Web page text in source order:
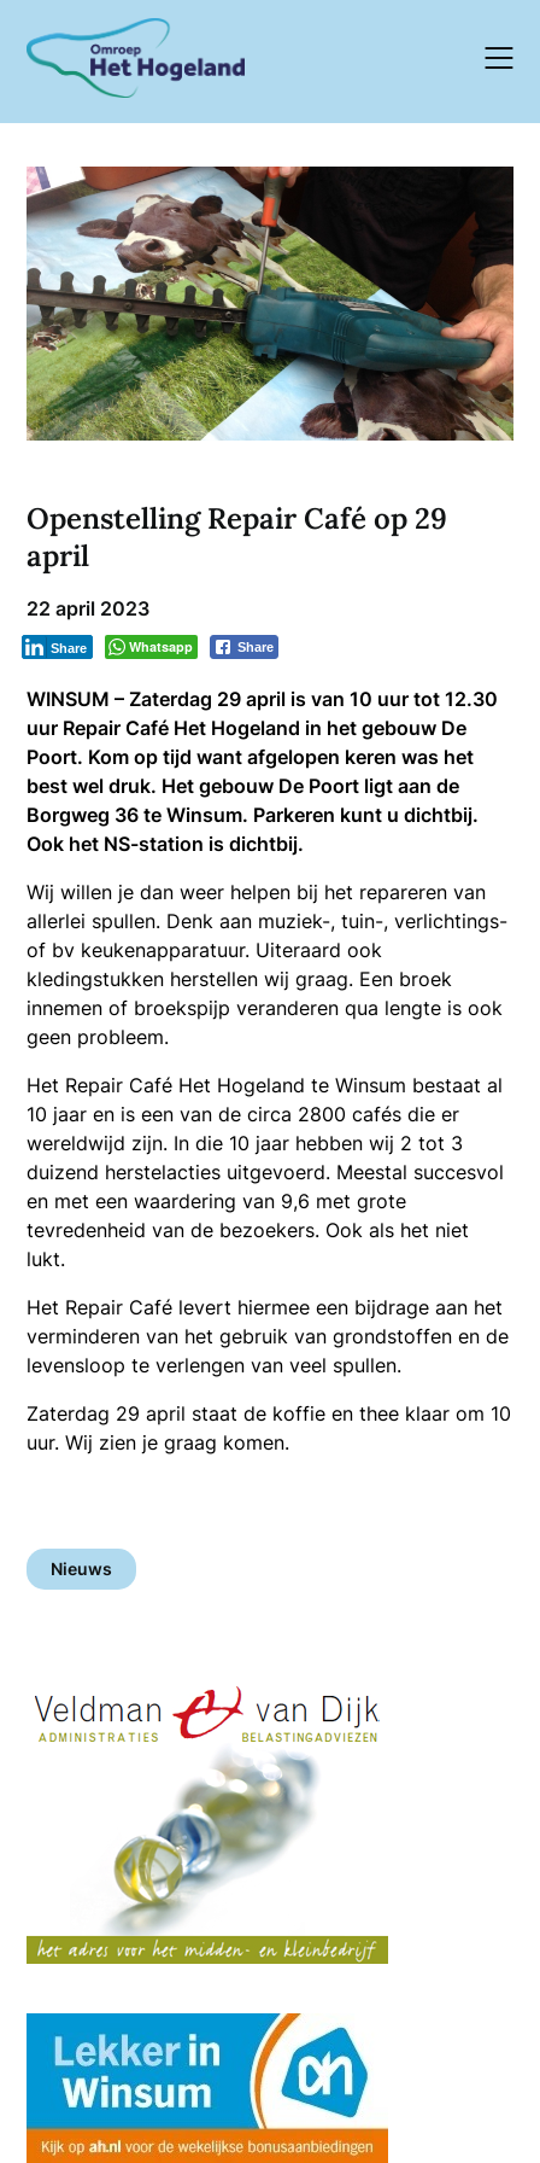
content
Openstelling Repair Café op 29
april
22 april 2023
Whatsapp Share
Share
WINSUM – Zaterdag 29 april is van 10 uur tot 12.30
uur Repair Café Het Hogeland in het gebouw De
Poort. Kom op tijd want afgelopen keren was het
best wel druk. Het gebouw De Poort ligt aan de
Borgweg 36 te Winsum. Parkeren kunt u dichtbij.
Ook het NS-station is dichtbij.
Wij willen je dan weer helpen bij het repareren van
allerlei spullen. Denk aan muziek-, tuin-, verlichtings-
of bv keukenapparatuur. Uiteraard ook
kledingstukken herstellen wij graag. Een broek
innemen of broekspijp veranderen qua lengte is ook
geen probleem.
Het Repair Café Het Hogeland te Winsum bestaat al
10 jaar en is een van de circa 2800 cafés die er
wereldwijd zijn. In die 10 jaar hebben wij 2 tot 3
duizend herstelacties uitgevoerd. Meestal succesvol
en met een waardering van 9,6 met grote
tevredenheid van de bezoekers. Ook als het niet
lukt.
Het Repair Café levert hiermee een bijdrage aan het
verminderen van het gebruik van grondstoffen en de
levensloop te verlengen van veel spullen.
Zaterdag 29 april staat de koffie en thee klaar om 10
uur. Wij zien je graag komen.
Nieuws